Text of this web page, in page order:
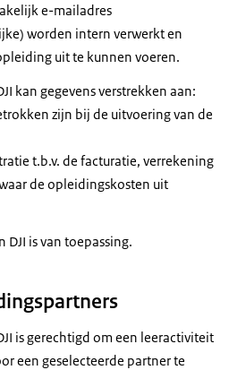
e-mailadres
worden intern verwerkt en
uit te kunnen voeren.
kan gegevens verstrekken aan:
zijn bij de uitvoering van de
t.b.v. de facturatie, verrekening
de opleidingskosten uit
DJI is van toepassing.
is gerechtigd om een leeractiviteit
een geselecteerde partner te